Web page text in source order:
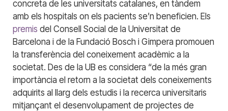
concreta de les universitats catalanes, en tàndem
amb els hospitals on els pacients se’n beneficien. Els
premis del Consell Social de la Universitat de
Barcelona i de la Fundació Bosch i Gimpera promouen
la transferència del coneixement acadèmic a la
societat. Des de la UB es considera “de la més gran
importància el retorn a la societat dels coneixements
adquirits al llarg dels estudis i la recerca universitaris
mitjançant el desenvolupament de projectes de